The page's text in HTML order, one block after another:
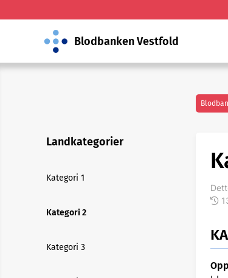
Blodbanken Vestfold
Landkategorier
Kategori 1
Kategori 2
Kategori 3